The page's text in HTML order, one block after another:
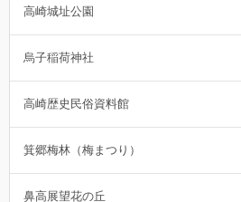
高崎城址公園
烏子稲荷神社
高崎歴史民俗資料館
箕郷梅林（梅まつり）
鼻高展望花の丘